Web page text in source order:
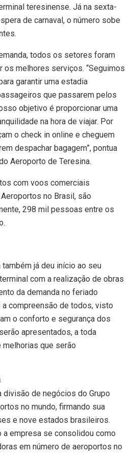
teresinense. Já na sexta-
de carnaval, o número sobe
todos os setores foram
os melhores serviços. “Seguimos
garantir uma estadia
que passarem pelos
objetivo é proporcionar uma
na hora de viajar. Por
o check in online e cheguem
despachar bagagem”, pontua
Aeroporto de Teresina.
com voos comerciais
no Brasil, são
298 mil pessoas entre os
já deu início ao seu
com a realização de obras
da demanda no feriado
compreensão de todos, visto
o conforto e segurança dos
apresentados, a toda
que serão
divisão de negócios do Grupo
no mundo, firmando sua
e nove estados brasileiros.
a empresa se consolidou como
em número de aeroportos no